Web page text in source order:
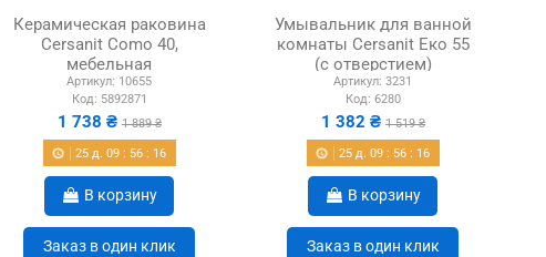
Керамическая раковина
Cersanit Como 40,
мебельная
Артикул: 10655
Код: 5892871
1 738 ₴ 1 889 ₴
25 д. 09 : 56 : 15
В корзину
Заказ в один клик
Умывальник для ванной
комнаты Cersanit Еко 55
(с отверстием)
Артикул: 3231
Код: 6280
1 382 ₴ 1 519 ₴
25 д. 09 : 56 : 15
В корзину
Заказ в один клик